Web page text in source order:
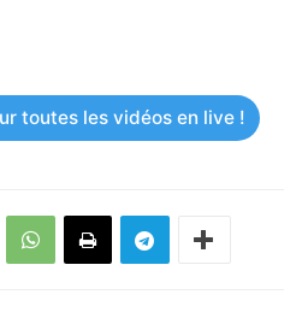
toutes les vidéos en live !